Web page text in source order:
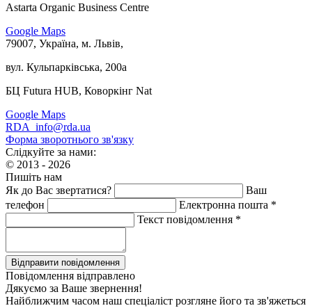
Astarta Organic Business Centre
Google Maps
79007, Україна, м. Львів,
вул. Кульпарківська, 200а
БЦ Futura HUB, Коворкінг Nat
Google Maps
RDA_info@rda.ua
Форма зворотнього зв'язку
Слідкуйте за нами:
© 2013 - 2026
Пишіть нам
Як до Вас звертатися?
Ваш
телефон
Електронна пошта *
Текст повідомлення *
Повідомлення відправлено
Дякуємо за Ваше звернення!
Найближчим часом наш спеціаліст розгляне його та зв'яжеться